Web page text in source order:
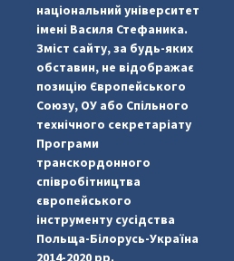
#PipIvanToday
pimrec_project
національний університет
імені Василя Стефаника.
Зміст сайту, за будь-яких
обставин, не відображає
позицію Європейського
Союзу, ОУ або Спільного
технічного секретаріату
Програми
транскордонного
співробітництва
європейського
інструменту сусідства
Польща-Білорусь-Україна
2014-2020 рр.